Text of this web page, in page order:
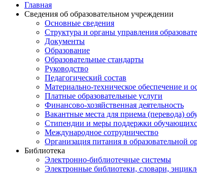
Главная
Сведения об образовательном учреждении
Основные сведения
Структура и органы управления
Документы
Образование
Образовательные стандарты
Руководство
Педагогический состав
Материально-техническое обеспечение и
Платные образовательные услуги
Финансово-хозяйственная деятельность
Вакантные места для приема (перевода)
Стипендии и меры поддержки
Международное сотрудничество
Организация питания в образовательной
Библиотека
Электронно-библиотечные системы
Электронные библиотеки, словари,